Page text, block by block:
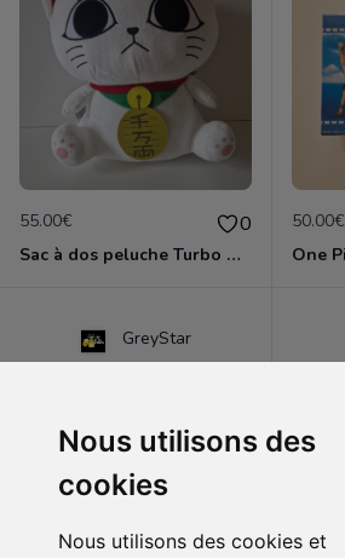
Nous utilisons des
cookies
Nous utilisons des cookies et
55.00€ 0
Sac à dos peluche Turbo Granny (Mémé Turbo) - Dandadan - Neuf avec étiquette
50.00€
GreyStar